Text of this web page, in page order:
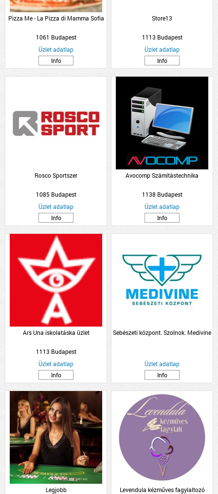
Pizza Me - La Pizza di Mamma Sofia
1061 Budapest
Üzlet adatlap
Info
Store13
1113 Budapest
Üzlet adatlap
Info
Rosco Sportszer
1085 Budapest
Üzlet adatlap
Info
Avocomp Számítástechnika
1138 Budapest
Üzlet adatlap
Info
Ars Una iskolatáska üzlet
1113 Budapest
Üzlet adatlap
Info
Sebészeti központ. Szolnok. Medivine
Üzlet adatlap
Info
Legjobb
Levendula kézműves fagylaltozó